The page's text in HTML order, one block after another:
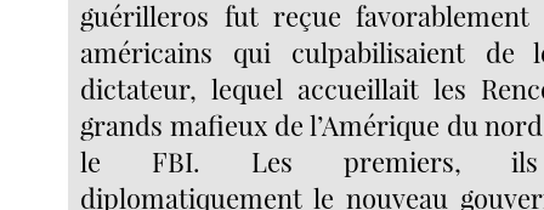
guérilleros fut reçue
américains qui culpabilisaient de
dictateur, lequel accueillait les
grands mafieux de l’Amérique du
le FBI. Les premiers, ils
diplomatiquement le nouveau